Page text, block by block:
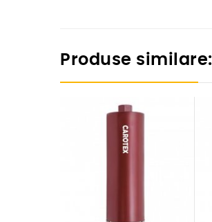
Produse similare: